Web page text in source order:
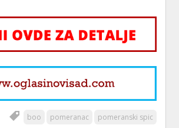
boo pomeranac pomeranski spic